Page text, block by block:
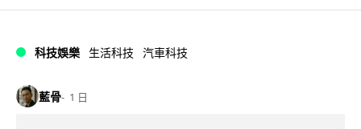
科技娛樂 生活科技 汽車科技
藍骨 1 日